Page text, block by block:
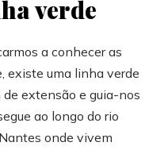
verde
a conhecer as
existe uma linha verde
extensão e guia-nos
ao longo do rio
onde vivem